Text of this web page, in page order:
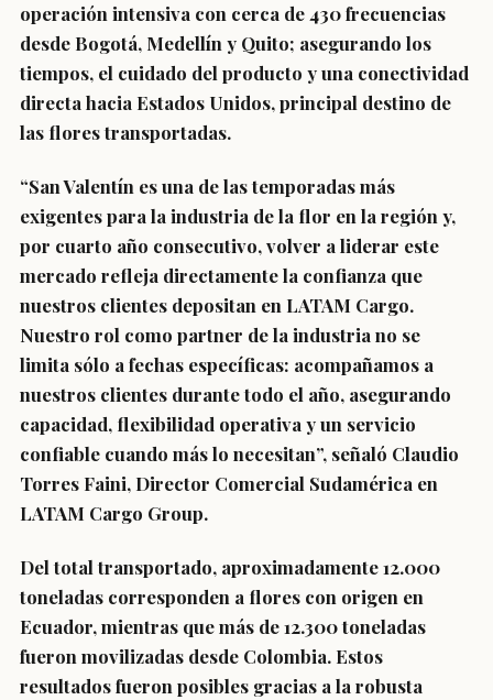
operación intensiva con cerca de 430 frecuencias
desde Bogotá, Medellín y Quito; asegurando los
tiempos, el cuidado del producto y una conectividad
directa hacia Estados Unidos, principal destino de
las flores transportadas.
“San Valentín es una de las temporadas más
exigentes para la industria de la flor en la región y,
por cuarto año consecutivo, volver a liderar este
mercado refleja directamente la confianza que
nuestros clientes depositan en LATAM Cargo.
Nuestro rol como partner de la industria no se
limita sólo a fechas específicas: acompañamos a
nuestros clientes durante todo el año, asegurando
capacidad, flexibilidad operativa y un servicio
confiable cuando más lo necesitan”, señaló Claudio
Torres Faini, Director Comercial Sudamérica en
LATAM Cargo Group.
Del total transportado, aproximadamente 12.000
toneladas corresponden a flores con origen en
Ecuador, mientras que más de 12.300 toneladas
fueron movilizadas desde Colombia. Estos
resultados fueron posibles gracias a la robusta